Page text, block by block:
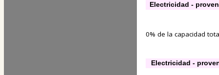
Electricidad -
0% de la capacidad
Electricidad -